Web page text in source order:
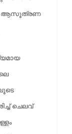
ആസൂത്രണ
ചെലവ്